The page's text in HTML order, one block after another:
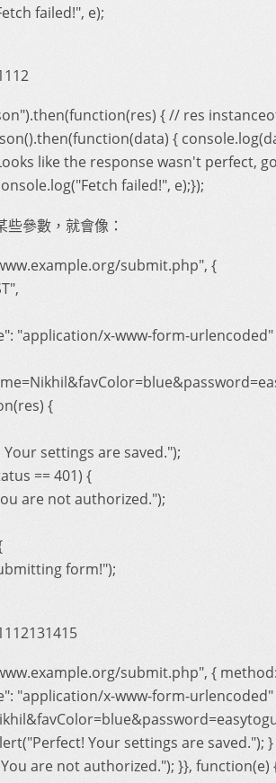
failed!", e);
{ // res
{
like the response wasn't perfect,
failed!", e);});
參數，就會像：
submit.php", {
"application/x-www-form-urlencoded"
{
settings are saved.");
== 401) {
are not authorized.");
form!");
submit.php", { method:
"application/x-www-form-
Your settings are saved.");
are not authorized."); }},